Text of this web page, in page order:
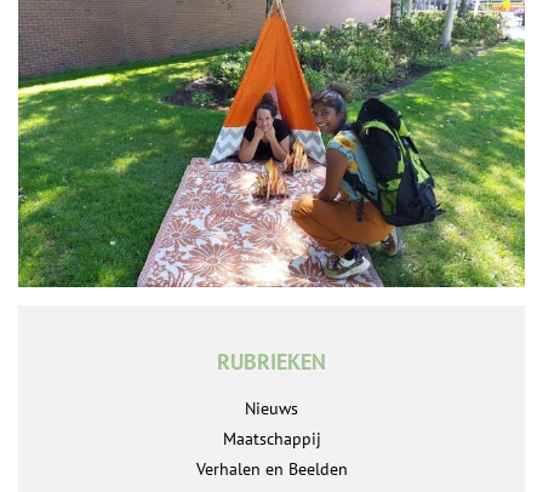
RUBRIEKEN
Nieuws
Maatschappij
Verhalen en Beelden